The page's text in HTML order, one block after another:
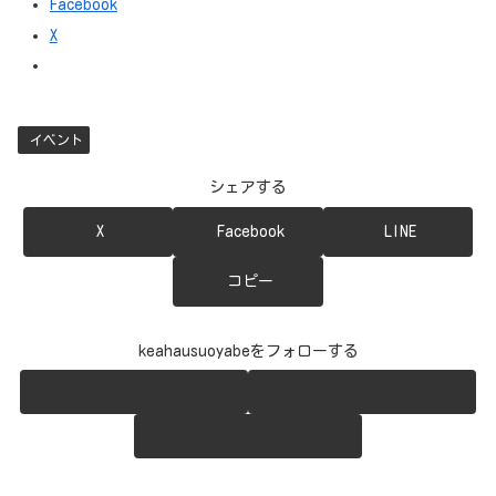
Facebook
X
イベント
シェアする
X Facebook LINE
コピー
keahausuoyabeをフォローする